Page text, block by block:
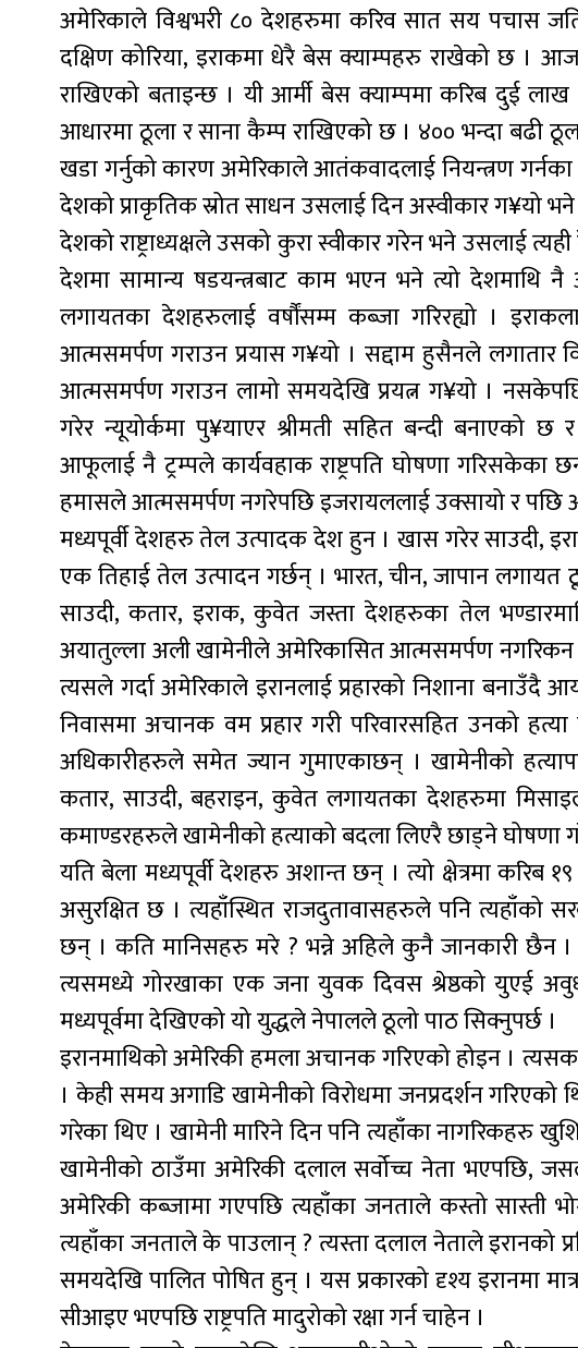
अमेरिकाले विश्वभरी ८० देशहरुमा करिव सात सय पचास
दक्षिण कोरिया, इराकमा धेरै बेस क्याम्पहरु राखेको छ ।
राखिएको बताइन्छ । यी आर्मी बेस क्याम्पमा करिब दुई
आधारमा ठूला र साना कैम्प राखिएको छ । ४०० भन्दा बढी
खडा गर्नुको कारण अमेरिकाले आतंकवादलाई नियन्त्रण
देशको प्राकृतिक स्रोत साधन उसलाई दिन अस्वीकार ग¥यो
देशको राष्ट्राध्यक्षले उसको कुरा स्वीकार गरेन भने उसलाई त्यही
देशमा सामान्य षडयन्त्रबाट काम भएन भने त्यो देशमाथि
लगायतका देशहरुलाई वर्षौंसम्म कब्जा गरिरह्यो ।
आत्मसमर्पण गराउन प्रयास ग¥यो । सद्दाम हुसैनले लगातार
आत्मसमर्पण गराउन लामो समयदेखि प्रयत्न ग¥यो ।
गरेर न्यूयोर्कमा पु¥याएर श्रीमती सहित बन्दी
आफूलाई नै ट्रम्पले कार्यवहाक राष्ट्रपति घोषणा
हमासले आत्मसमर्पण नगरेपछि इजरायललाई उक्सायो र पछि
मध्यपूर्वी देशहरु तेल उत्पादक देश हुन । खास गरेर साउदी,
एक तिहाई तेल उत्पादन गर्छन् । भारत, चीन, जापान
साउदी, कतार, इराक, कुवेत जस्ता देशहरुका तेल
अयातुल्ला अली खामेनीले अमेरिकासित आत्मसमर्पण नगरिकन
त्यसले गर्दा अमेरिकाले इरानलाई प्रहारको निशाना
निवासमा अचानक वम प्रहार गरी परिवारसहित उनको
अधिकारीहरुले समेत ज्यान गुमाएकाछन् । खामेनीको
कतार, साउदी, बहराइन, कुवेत लगायतका देशहरुमा
कमाण्डरहरुले खामेनीको हत्याको बदला लिएरै छाड्ने घोषणा
यति बेला मध्यपूर्वी देशहरु अशान्त छन् । त्यो क्षेत्रमा
असुरक्षित छ । त्यहाँस्थित राजदुतावासहरुले पनि त्यहाँको
छन् । कति मानिसहरु मरे ? भन्ने अहिले कुनै जानकारी छैन ।
त्यसमध्ये गोरखाका एक जना युवक दिवस श्रेष्ठको युएई
मध्यपूर्वमा देखिएको यो युद्धले नेपालले ठूलो पाठ सिक्नुपर्छ ।
इरानमाथिको अमेरिकी हमला अचानक गरिएको होइन ।
। केही समय अगाडि खामेनीको विरोधमा जनप्रदर्शन गरिएको
गरेका थिए । खामेनी मारिने दिन पनि त्यहाँका नागरिकहरु
खामेनीको ठाउँमा अमेरिकी दलाल सर्वोच्च नेता भएपछि,
अमेरिकी कब्जामा गएपछि त्यहाँका जनताले कस्तो सास्ती
त्यहाँका जनताले के पाउलान् ? त्यस्ता दलाल नेताले इरानको
समयदेखि पालित पोषित हुन् । यस प्रकारको दृश्य इरानमा
सीआइए भएपछि राष्ट्रपति मादुरोको रक्षा गर्न चाहेन ।